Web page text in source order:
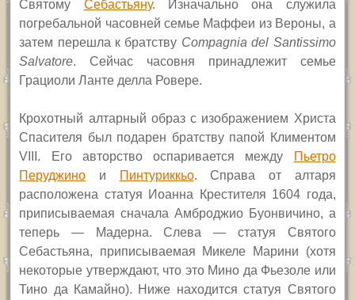
Святому Себастьяну. Изначально она служила
погребальной часовней семье Маффеи из Вероны, а
затем перешла к братству Compagnia del Santissimo
Salvatore.Сейчас часовня принадлежит семье
Грациоли Ланте делла Ровере.
Крохотный алтарный образ с изображением Христа
Спасителя был подарен братству папой Климентом
VIII.
Его авторство оспаривается между
Пьетро
Перуджино и Пинтуриккьо. Справа от алтаря
расположена статуя Иоанна Крестителя 1604 года,
приписываемая сначала Амброджио Буонвичино, а
теперь — Мадерна. Слева — статуя Святого
Себастьяна, приписываемая Микеле Марини (хотя
некоторые утверждают, что это Мино да Фьезоле или
Тино да Камайно). Ниже находится статуя Святого